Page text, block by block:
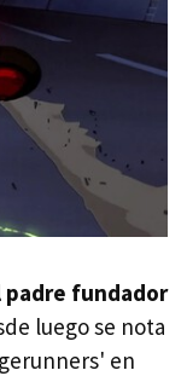
padre fundador
luego se nota
en